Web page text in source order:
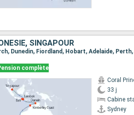
SINGAPOUR
complète
Coral
33 j
Cabine
Sydney